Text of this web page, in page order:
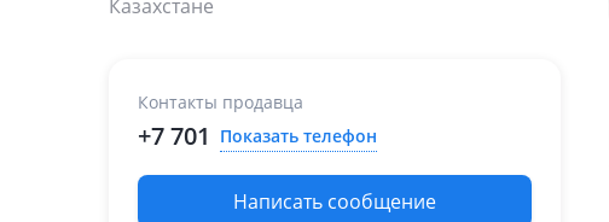
Казахстане
Контакты продавца
+7 701 Показать телефон
Написать сообщение